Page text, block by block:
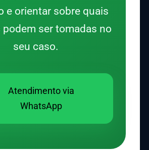
e orientar sobre quais
podem ser tomadas no
seu caso.
Atendimento via
WhatsApp